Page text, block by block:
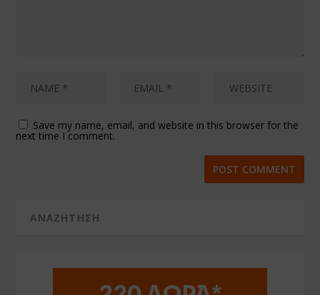
Save my name, email, and website in this browser for the
next time I comment.